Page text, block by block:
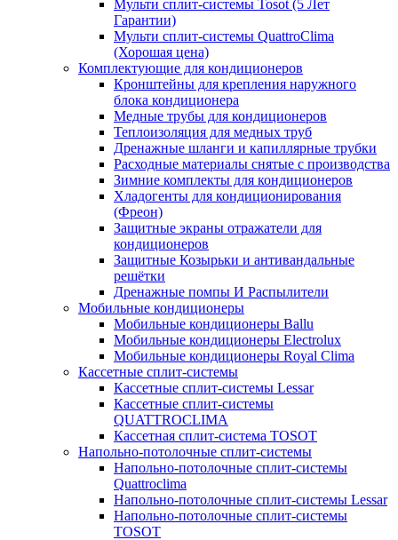
Мульти сплит-системы Tosot (5 Лет
Гарантии)
Мульти сплит-системы QuattroClima
(Хорошая цена)
Комплектующие для кондиционеров
Кронштейны для крепления наружного
блока кондиционера
Медные трубы для кондиционеров
Теплоизоляция для медных труб
Дренажные шланги и капиллярные трубки
Расходные материалы снятые с производства
Зимние комплекты для кондиционеров
Хладогенты для кондиционирования
(Фреон)
Защитные экраны отражатели для
кондиционеров
Защитные Козырьки и антивандальные
решётки
Дренажные помпы И Распылители
Мобильные кондиционеры
Мобильные кондиционеры Ballu
Мобильные кондиционеры Electrolux
Мобильные кондиционеры Royal Clima
Кассетные сплит-системы
Кассетные сплит-системы Lessar
Кассетные сплит-системы
QUATTROCLIMA
Кассетная сплит-система TOSOT
Напольно-потолочные сплит-системы
Напольно-потолочные сплит-системы
Quattroclima
Напольно-потолочные сплит-системы Lessar
Напольно-потолочные сплит-системы
TOSOT